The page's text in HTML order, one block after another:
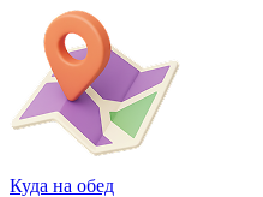
Куда на обед